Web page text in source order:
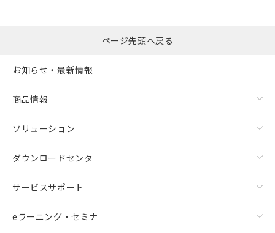
ページ先頭へ戻る
お知らせ・最新情報
商品情報
ソリューション
ダウンロードセンタ
サービスサポート
eラーニング・セミナ